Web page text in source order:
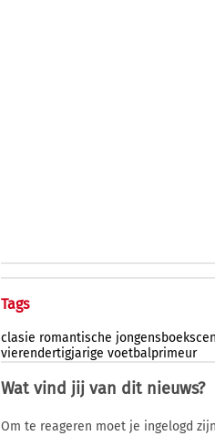
Tags
clasie romantische
vierendertigjarige voetbalprimeur
Wat vind jij van dit nieuws?
Om te reageren moet je ingelogd